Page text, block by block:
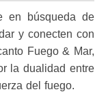
en búsqueda de
y conecten con
Fuego & Mar,
la dualidad entre
del fuego.